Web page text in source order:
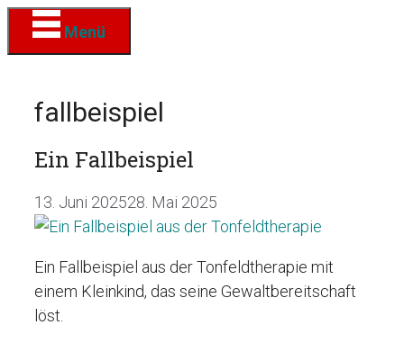
Zum
Inhalt
Menü
fallbeispiel
Ein Fallbeispiel
13. Juni 202528. Mai 2025
Ein Fallbeispiel aus der Tonfeldtherapie mit
einem Kleinkind, das seine Gewaltbereitschaft
löst.